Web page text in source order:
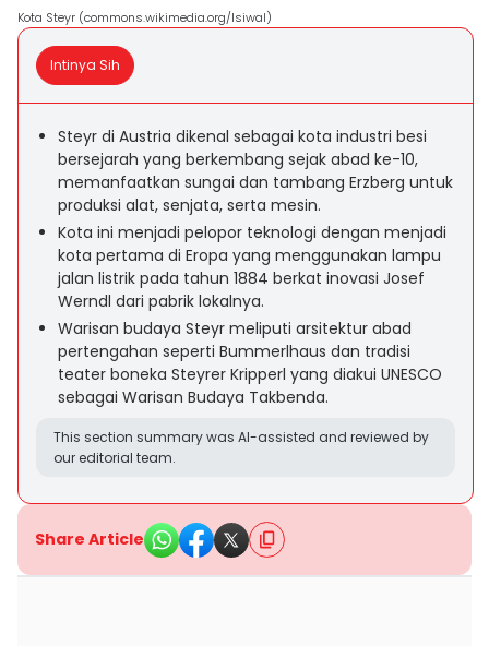
Kota Steyr (commons.wikimedia.org/Isiwal)
Intinya Sih
Steyr di Austria dikenal sebagai kota industri besi
bersejarah yang berkembang sejak abad ke-10,
memanfaatkan sungai dan tambang Erzberg untuk
produksi alat, senjata, serta mesin.
Kota ini menjadi pelopor teknologi dengan menjadi
kota pertama di Eropa yang menggunakan lampu
jalan listrik pada tahun 1884 berkat inovasi Josef
Werndl dari pabrik lokalnya.
Warisan budaya Steyr meliputi arsitektur abad
pertengahan seperti Bummerlhaus dan tradisi
teater boneka Steyrer Kripperl yang diakui UNESCO
sebagai Warisan Budaya Takbenda.
This section summary was AI-assisted and reviewed by
our editorial team.
Share Article